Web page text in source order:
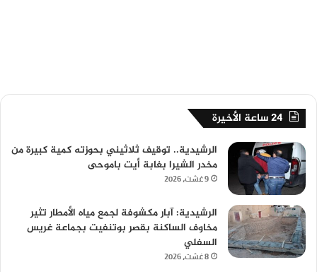
24 ساعة الأخيرة
الرشيدية.. توقيف ثلاثيني بحوزته كمية كبيرة من
مخدر الشيرا بغابة أيت باموحى
9 غشت، 2026
الرشيدية: آبار مكشوفة لجمع مياه الأمطار تثير
مخاوف الساكنة بقصر بوتنفيت بجماعة غريس
السفلي
8 غشت، 2026